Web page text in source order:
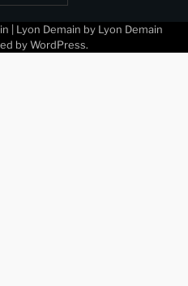
| Lyon Demain by Lyon Demain
byWordPress.